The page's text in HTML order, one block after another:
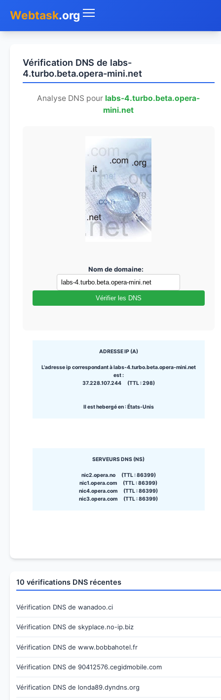
Webtask.org
Whois
Vérification DNS de labs-
4.turbo.beta.opera-mini.net
Analyse DNS pour labs-4.turbo.beta.opera-
mini.net
Nom de domaine:
Vérifier les DNS
ADRESSE IP (A)
L'adresse ip correspondant à labs-4.turbo.beta.opera-mini.net
est :
37.228.107.244 (TTL : 298)
Il est hebergé en : États-Unis
SERVEURS DNS (NS)
nic2.opera.no (TTL : 86399)
nic1.opera.com (TTL : 86399)
nic4.opera.com (TTL : 86399)
nic3.opera.com (TTL : 86399)
10 vérifications DNS récentes
Vérification DNS de wanadoo.ci
Vérification DNS de skyplace.no-ip.biz
Vérification DNS de www.bobbahotel.fr
Vérification DNS de 90412576.cegidmobile.com
Vérification DNS de londa89.dyndns.org